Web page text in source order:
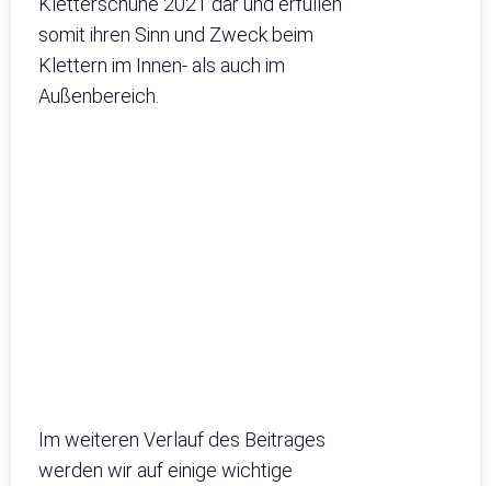
somit ihren Sinn und Zweck beim
Klettern im Innen- als auch im
Außenbereich.
Im weiteren Verlauf des Beitrages
werden wir auf einige wichtige